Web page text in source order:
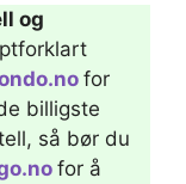
og
for
billigste
så bør du
for å